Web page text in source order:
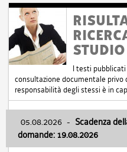
STUDIO
I testi
consultazione documentale privo
responsabilità degli stessi è in
05.08.2026 - Scadenza
domande: 19.08.2026